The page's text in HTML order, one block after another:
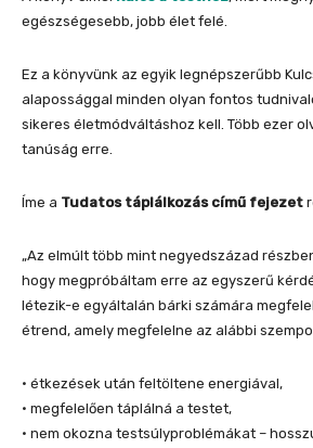
egészségesebb, jobb élet felé.
Ez a könyvünk az egyik legnépszerűbb
alapossággal minden olyan fontos
sikeres életmódváltáshoz kell. Több ezer
tanúság erre.
Íme a Tudatos táplálkozás című fejezet
„Az elmúlt több mint negyedszázad
hogy megpróbáltam erre az egyszerű
létezik-e egyáltalán bárki számára
étrend, amely megfelelne az alábbi
• étkezések után feltöltene energiával,
• megfelelően táplálná a testet,
• nem okozna testsúlyproblémákat –